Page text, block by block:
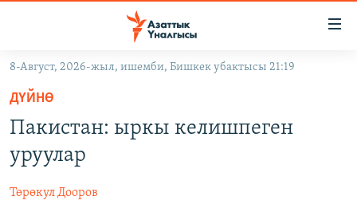
Навигацияга
өтүңүз
Издөөгө
салыңыз
ЖАҢЫЛЫКТАР
ЭКОНОМИКА
БОРБОР АЗИЯ
УКРАИНА
АТАЙЫН ИЛИКТӨӨ
8-Август, 2026-жыл, ишемби, Бишкек убактысы 21:19
ДҮЙНӨ
Пакистан: ыркы келишпеген
уруулар
Төрөкул Дооров